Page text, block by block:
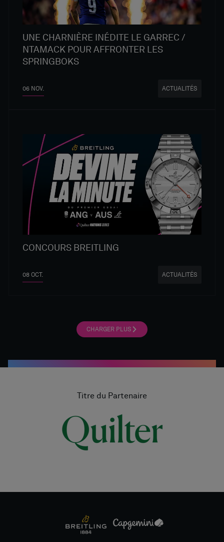
UNE CHARNIÈRE INÉDITE LE GARREC /
NTAMACK POUR AFFRONTER LES
SPRINGBOKS
06 NOV. ACTUALITÉS
CONCOURS BREITLING
08 OCT. ACTUALITÉS
CHARGER PLUS
Titre du Partenaire